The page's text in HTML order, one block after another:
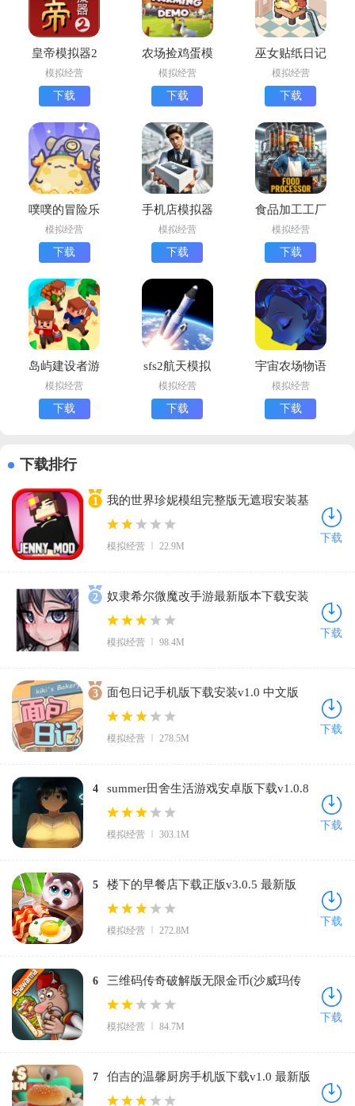
皇帝模拟器2
下载最新版
模拟经营
下载
农场捡鸡蛋模
拟器下载中文
版(Eggstreme
Farming)
模拟经营
下载
巫女贴纸日记
下载安装最新
版
模拟经营
下载
噗噗的冒险乐
园下载安装最
新版
模拟经营
下载
手机店模拟器
汉化版
模拟经营
下载
食品加工工厂
模拟器中文版
下载(食品加
工模拟器)
模拟经营
下载
岛屿建设者游
戏下载最新版
(Isle Builder)
模拟经营
下载
sfs2航天模拟
器最新版
模拟经营
下载
宇宙农场物语
下载中文版
模拟经营
下载
下载排行
1
我的世界珍妮模组完整版无遮瑕安装基
岩版1.21(Jenny Mod)v5.80 安卓版
模拟经营 22.9M
下载
2
奴隶希尔微魔改手游最新版本下载安装
（TeachingFeeling1.30-beta0215）
v1.0.6 手机版
模拟经营 98.4M
下载
3 面包日记手机版下载安装v1.0 中文版
模拟经营 278.5M
下载
4
summer田舍生活游戏安卓版下载v1.0.8
中文版
模拟经营 303.1M
下载
5 楼下的早餐店下载正版v3.0.5 最新版
模拟经营 272.8M
下载
6
三维码传奇破解版无限金币(沙威玛传
奇)v1.0.30 最新版
模拟经营 84.7M
下载
7 伯吉的温馨厨房手机版下载v1.0 最新版